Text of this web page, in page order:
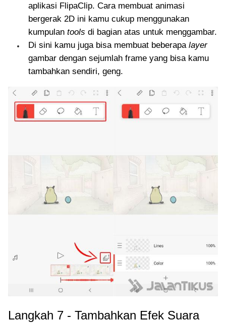
aplikasi FlipaClip. Cara membuat animasi
bergerak 2D ini kamu cukup menggunakan
kumpulan tools di bagian atas untuk menggambar.
Di sini kamu juga bisa membuat beberapa layer
gambar dengan sejumlah frame yang bisa kamu
tambahkan sendiri, geng.
Langkah 7 - Tambahkan Efek Suara